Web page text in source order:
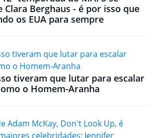
Clara Berghaus - é por isso que
os EUA para sempre
tiveram que lutar para escalar
o Homem-Aranha